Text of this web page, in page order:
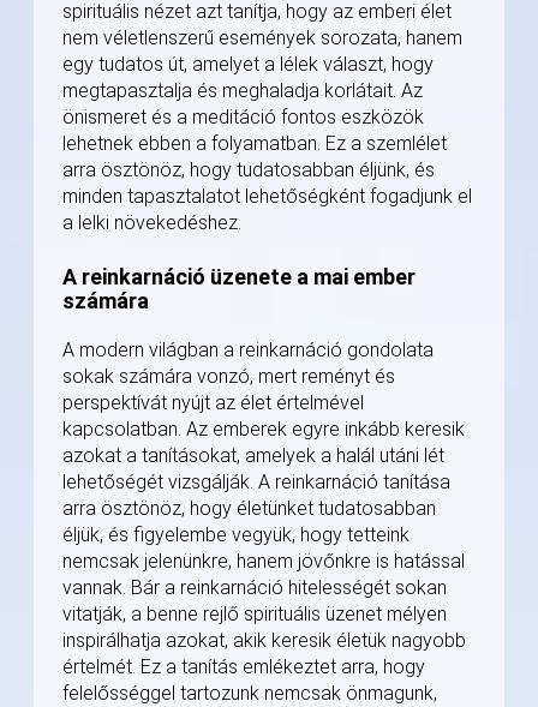
spirituális nézet azt tanítja, hogy az emberi élet
nem véletlenszerű események sorozata, hanem
egy tudatos út, amelyet a lélek választ, hogy
megtapasztalja és meghaladja korlátait. Az
önismeret és a meditáció fontos eszközök
lehetnek ebben a folyamatban. Ez a szemlélet
arra ösztönöz, hogy tudatosabban éljünk, és
minden tapasztalatot lehetőségként fogadjunk el
a lelki növekedéshez.
A reinkarnáció üzenete a mai ember
számára
A modern világban a reinkarnáció gondolata
sokak számára vonzó, mert reményt és
perspektívát nyújt az élet értelmével
kapcsolatban. Az emberek egyre inkább keresik
azokat a tanításokat, amelyek a halál utáni lét
lehetőségét vizsgálják. A reinkarnáció tanítása
arra ösztönöz, hogy életünket tudatosabban
éljük, és figyelembe vegyük, hogy tetteink
nemcsak jelenünkre, hanem jövőnkre is hatással
vannak. Bár a reinkarnáció hitelességét sokan
vitatják, a benne rejlő spirituális üzenet mélyen
inspirálhatja azokat, akik keresik életük nagyobb
értelmét. Ez a tanítás emlékeztet arra, hogy
felelősséggel tartozunk nemcsak önmagunk,